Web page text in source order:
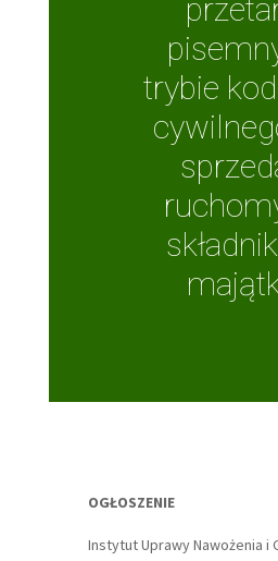
trybie
OGŁOSZENIE
Instytut Uprawy Nawożenia i